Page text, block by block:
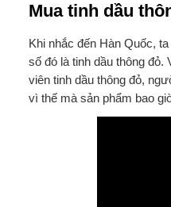
Mua tinh dầu
Khi nhắc đến Hàn Quốc,
số đó là tinh dầu thông
viên tinh dầu thông đỏ,
vì thế mà sản phẩm bao